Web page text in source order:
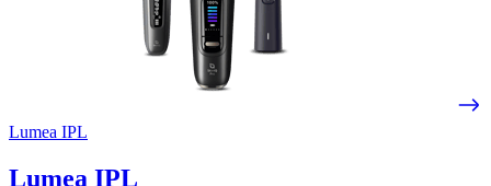
Lumea IPL
Lumea IPL